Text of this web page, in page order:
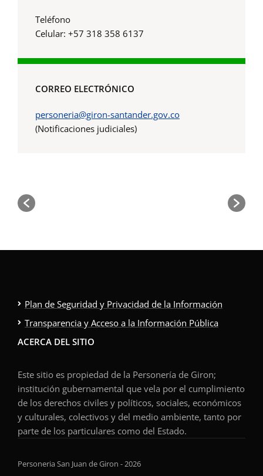
Teléfono
Celular: +57 318 358 6137
CORREO ELECTRÓNICO
personeria@giron-santander.gov.co
(Notificaciones judiciales)
Plan de Seguridad y Privacidad de la Información
Transparencia y Acceso a la Información Pública
ACERCA DEL SITIO
Este sitio es propiedad de la Personería de Giron;
institución gubernamental que vela por el cumplimiento
de los derechos civiles y políticos, sociales, económicos
y culturales, colectivos y del medio ambiente, tanto por
parte de los particulares como del Estado.
Personeria San Juan de Giron - 2026